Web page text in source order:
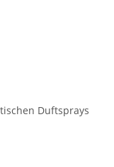
Duftsprays